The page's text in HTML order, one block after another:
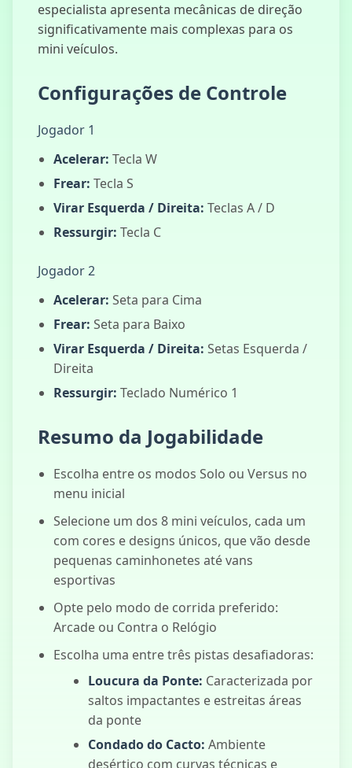
Runner
especialista apresenta mecânicas de direção
significativamente mais complexas para os
mini veículos.
Configurações de Controle
Jogador 1
Acelerar: Tecla W
Frear: Tecla S
Virar Esquerda / Direita: Teclas A / D
Ressurgir: Tecla C
Jogador 2
Acelerar: Seta para Cima
Frear: Seta para Baixo
Virar Esquerda / Direita: Setas Esquerda /
Direita
Ressurgir: Teclado Numérico 1
Resumo da Jogabilidade
Escolha entre os modos Solo ou Versus no
menu inicial
Selecione um dos 8 mini veículos, cada um
com cores e designs únicos, que vão desde
pequenas caminhonetes até vans
esportivas
Opte pelo modo de corrida preferido:
Arcade ou Contra o Relógio
Escolha uma entre três pistas desafiadoras:
Loucura da Ponte: Caracterizada por
saltos impactantes e estreitas áreas
da ponte
Condado do Cacto: Ambiente
desértico com curvas técnicas e